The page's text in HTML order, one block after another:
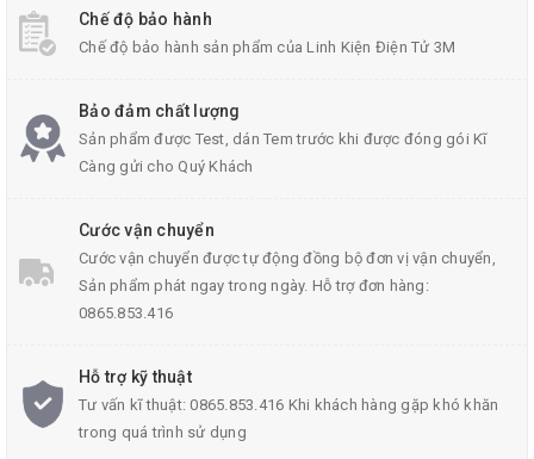
âm sắc bass và treble.
Mạch cócông suất đầu ra lớn, dùng để gắn vào loa máy tính,
loa gia đình rất tiện lợi.
Chế độ bảo hành
Chế độ bảo hành sản phẩm của Linh Kiện Điện Tử 3M
Bảo đảm chất lượng
Sản phẩm được Test, dán Tem trước khi được đóng gói Kĩ
Càng gửi cho Quý Khách
Cước vận chuyển
Cước vận chuyển được tự động đồng bộ đơn vị vận chuyển,
Sản phẩm phát ngay trong ngày. Hỗ trợ đơn hàng:
0865.853.416
Hỗ trợ kỹ thuật
Tư vấn kĩ thuật: 0865.853.416 Khi khách hàng gặp khó khăn
trong quá trình sử dụng